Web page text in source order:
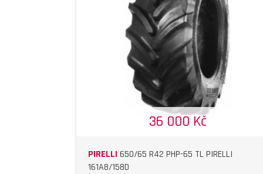
36 000 Kč
PIRELLI 650/65 R42 PHP-65 TL PIRELLI
161A8/158D
DETAIL